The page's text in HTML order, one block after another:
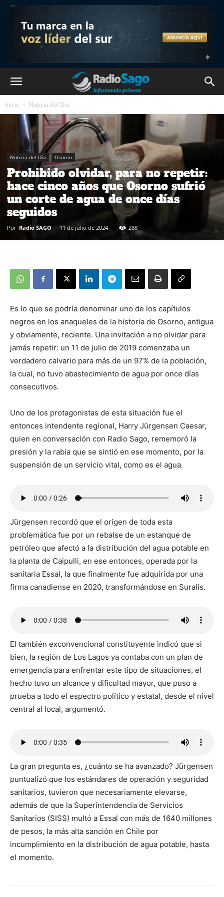
Inicio Noticia del Día
Noticia del Día Osorno
Prohibido olvidar, para no repetir:
hace cinco años que Osorno sufrió
un corte de agua de once días
seguidos
Por Radio SAGO - 11 de julio de 2024 288
Es lo que se podría denominar uno de los capítulos
negros en los anaqueles de la historia de Osorno, antigua
y obviamente, reciente. Una invitación a no olvidar para
jamás repetir: un 11 de julio de 2019 comenzaba un
verdadero calvario para más de un 97% de la población,
la cual, no tuvo abastecimiento de agua por once días
consecutivos.
Uno de los protagonistas de esta situación fue el
entonces intendente regional, Harry Jürgensen Caesar,
quien en conversación con Radio Sago, rememoró la
presión y la rabia que se sintió en ese momento, por la
suspensión de un servicio vital, como es el agua.
Jürgensen recordó que el origen de toda esta
problemática fue por un rebalse de un estanque de
petróleo que afectó a la distribución del agua potable en
la planta de Caipulli, en ese entonces, operada por la
sanitaria Essal, la que finalmente fue adquirida por una
firma canadiense en 2020, transformándose en Suralis.
El también exconvencional constituyente indicó que si
bien, la región de Los Lagos ya contaba con un plan de
emergencia para enfrentar este tipo de situaciones, el
hecho tuvo un alcance y dificultad mayor, que puso a
prueba a todo el espectro político y estatal, desde el nivel
central al local, argumentó.
La gran pregunta es, ¿cuánto se ha avanzado? Jürgensen
puntualizó que los estándares de operación y seguridad
sanitarios, tuvieron que necesariamente elevarse,
además de que la Superintendencia de Servicios
Sanitarios (SISS) multó a Essal con más de 1640 millones
de pesos, la más alta sanción en Chile por
incumplimiento en la distribución de agua potable, hasta
el momento.